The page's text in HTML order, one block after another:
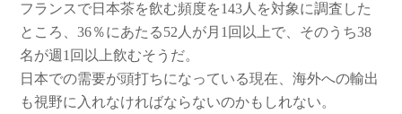
フランスで日本茶を飲む頻度を143人を対象に調査した
ところ、36％にあたる52人が月1回以上で、そのうち38
名が週1回以上飲むそうだ。
日本での需要が頭打ちになっている現在、海外への輸出
も視野に入れなければならないのかもしれない。